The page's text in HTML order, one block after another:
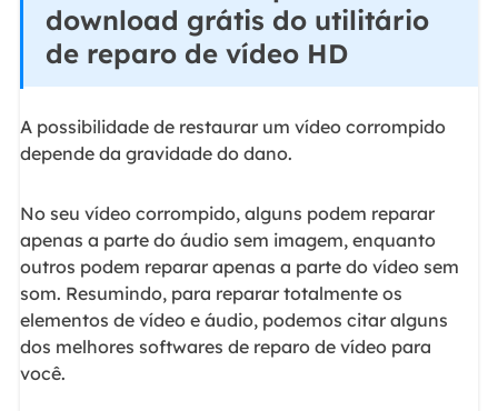
download grátis do utilitário
de reparo de vídeo HD
A possibilidade de restaurar um vídeo corrompido
depende da gravidade do dano.
No seu vídeo corrompido, alguns podem reparar
apenas a parte do áudio sem imagem, enquanto
outros podem reparar apenas a parte do vídeo sem
som. Resumindo, para reparar totalmente os
elementos de vídeo e áudio, podemos citar alguns
dos melhores softwares de reparo de vídeo para
você.